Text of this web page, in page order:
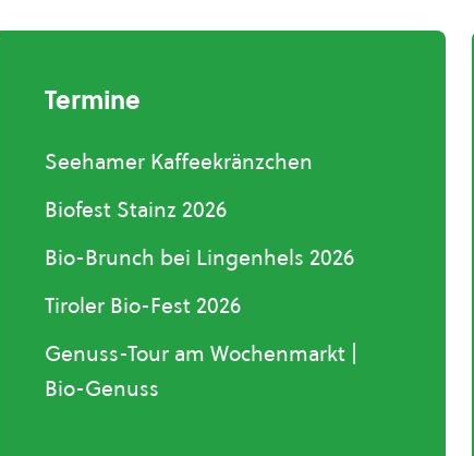
Termine
Seehamer Kaffeekränzchen
Biofest Stainz 2026
Bio-Brunch bei Lingenhels 2026
Tiroler Bio-Fest 2026
Genuss-Tour am Wochenmarkt |
Bio-Genuss